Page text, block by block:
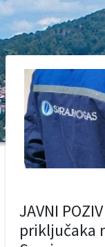
JAVNI
priključaka